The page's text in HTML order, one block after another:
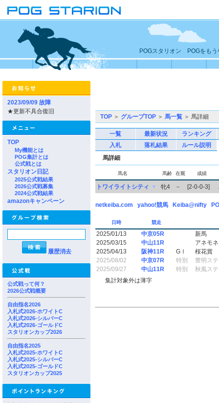
POGスタリオン POGをもう
2023/09/09 故障
★更新不具合復旧
TOP
My機能とは
POG集計とは
公式戦とは
スタリオン日記
2025公式戦結果
2026公式戦募集
2024公式戦結果
amazonキャンペーン
履歴消去
公式戦って何？
2026公式戦概要
自由指名2026
入札式2026-ホワイトC
入札式2026-シルバーC
入札式2026-ゴールドC
スタリオンカップ2026
自由指名2025
入札式2025-ホワイトC
入札式2025-シルバーC
入札式2025-ゴールドC
スタリオンカップ2025
TOP ＞ グループTOP ＞ 馬一覧 ＞ 馬詳細
一覧 最新状況
ランキング
入札
落札結果
ルール説明
馬詳細
馬名 馬齢 在厩 成績
トワイライトシティ ▼ 牝4 － [2-0-0-3]
netkeiba.com yahoo!競馬 Keiba@nifty
日時 競走
2025/01/13 中京05R
新馬
2025/03/15
中山11R
アネモ
2025/04/13
阪神11R GⅠ
桜花賞
2025/08/02
中京07R 特別
豊明ス
2025/09/27
中山11R 特別
秋風ス
集計対象外は薄字